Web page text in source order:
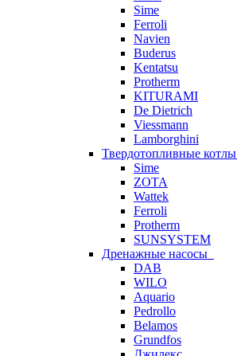
Sime
Ferroli
Navien
Buderus
Kentatsu
Protherm
KITURAMI
De Dietrich
Viessmann
Lamborghini
Твердотопливные котлы
Sime
ZOTA
Wattek
Ferroli
Protherm
SUNSYSTEM
Дренажные насосы
DAB
WILO
Aquario
Pedrollo
Belamos
Grundfos